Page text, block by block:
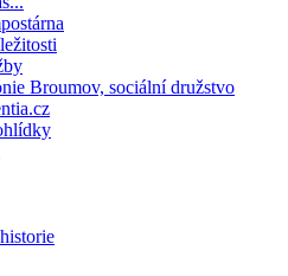
Broumov, sociální družstvo